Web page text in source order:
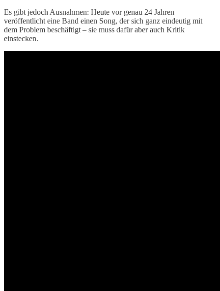
Es gibt jedoch Ausnahmen: Heute vor genau 24 Jahren
veröffentlicht eine Band einen Song, der sich ganz eindeutig mit
dem Problem beschäftigt – sie muss dafür aber auch Kritik
einstecken.